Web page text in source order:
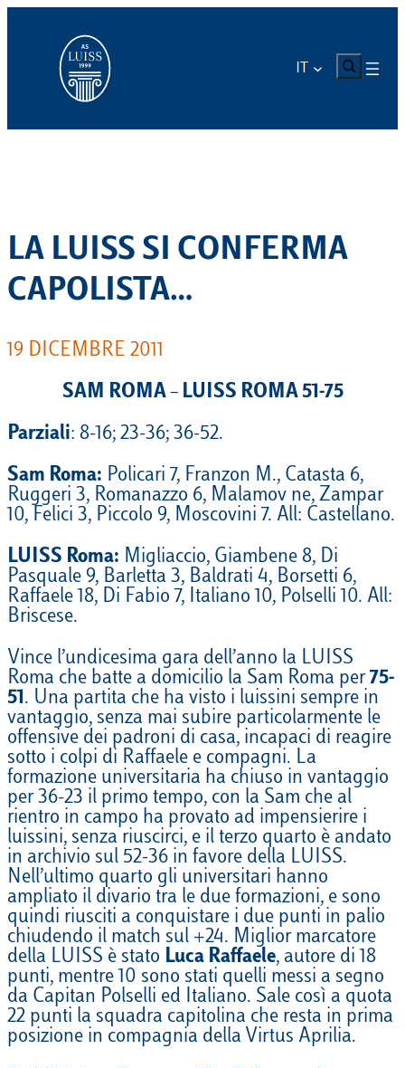
contenuto
CERCA
LA LUISS SI CONFERMA
CAPOLISTA…
19 DICEMBRE 2011
SAM ROMA – LUISS ROMA 51-75
Parziali: 8-16; 23-36; 36-52.
Sam Roma: Policari 7, Franzon M., Catasta 6,
Ruggeri 3, Romanazzo 6, Malamov ne, Zampar
10, Felici 3, Piccolo 9, Moscovini 7. All: Castellano.
LUISS Roma: Migliaccio, Giambene 8, Di
Pasquale 9, Barletta 3, Baldrati 4, Borsetti 6,
Raffaele 18, Di Fabio 7, Italiano 10, Polselli 10. All:
Briscese.
Vince l’undicesima gara dell’anno la LUISS
Roma che batte a domicilio la Sam Roma per75-
51. Una partita che ha visto i luissini sempre in
vantaggio, senza mai subire particolarmente le
offensive dei padroni di casa, incapaci di reagire
sotto i colpi di Raffaele e compagni. La
formazione universitaria ha chiuso in vantaggio
per 36-23 il primo tempo, con la Sam che al
rientro in campo ha provato ad impensierire i
luissini, senza riuscirci, e il terzo quarto è andato
in archivio sul 52-36 in favore della LUISS.
Nell’ultimo quarto gli universitari hanno
ampliato il divario tra le due formazioni, e sono
quindi riusciti a conquistare i due punti in palio
chiudendo il match sul +24. Miglior marcatore
della LUISS è stato Luca Raffaele, autore di 18
punti, mentre 10 sono stati quelli messi a segno
da Capitan Polselli ed Italiano. Sale così a quota
22 punti la squadra capitolina che resta in prima
posizione in compagnia della Virtus Aprilia.